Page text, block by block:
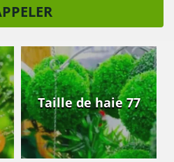
Taille de haie 77